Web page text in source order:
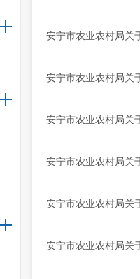
安宁市农业农村局关
安宁市农业农村局关
安宁市农业农村局关
安宁市农业农村局关
安宁市农业农村局关
安宁市农业农村局关